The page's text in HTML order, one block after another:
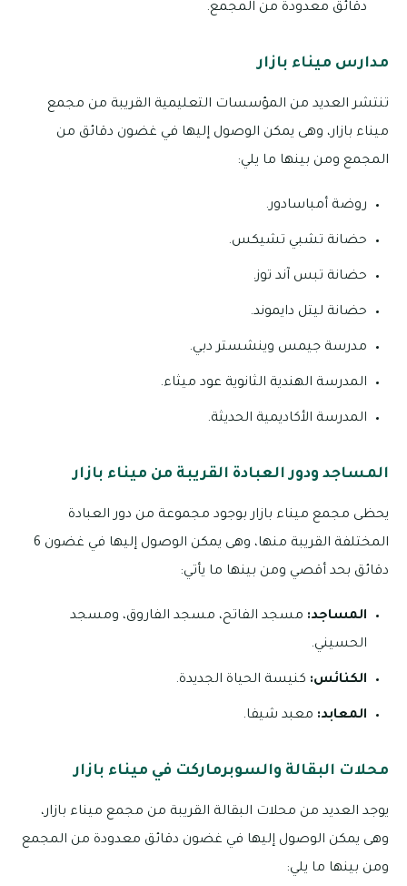
دقائق معدودة من المجمع.
مدارس ميناء بازار
تنتشر العديد من المؤسسات التعليمية القريبة من مجمع
ميناء بازار، وهى يمكن الوصول إليها في غضون دقائق من
المجمع ومن بينها ما يلي:
روضة أمباسادور.
حضانة تشبي تشيكس.
حضانة تبس آند توز.
حضانة ليتل دايموند.
مدرسة جيمس وينشستر دبي.
المدرسة الهندية الثانوية عود ميثاء.
المدرسة الأكاديمية الحديثة.
المساجد ودور العبادة القريبة من ميناء بازار
يحظى مجمع ميناء بازار بوجود مجموعة من دور العبادة
المختلفة القريبة منها، وهى يمكن الوصول إليها في غضون 6
دقائق بحد أقصي ومن بينها ما يأتي:
المساجد: مسجد الفاتح، مسجد الفاروق، ومسجد
الحسيني.
الكنائس: كنيسة الحياة الجديدة.
المعابد: معبد شيفا.
محلات البقالة والسوبرماركت في ميناء بازار
يوجد العديد من محلات البقالة القريبة من مجمع ميناء بازار،
وهى يمكن الوصول إليها في غضون دقائق معدودة من المجمع
ومن بينها ما يلي: